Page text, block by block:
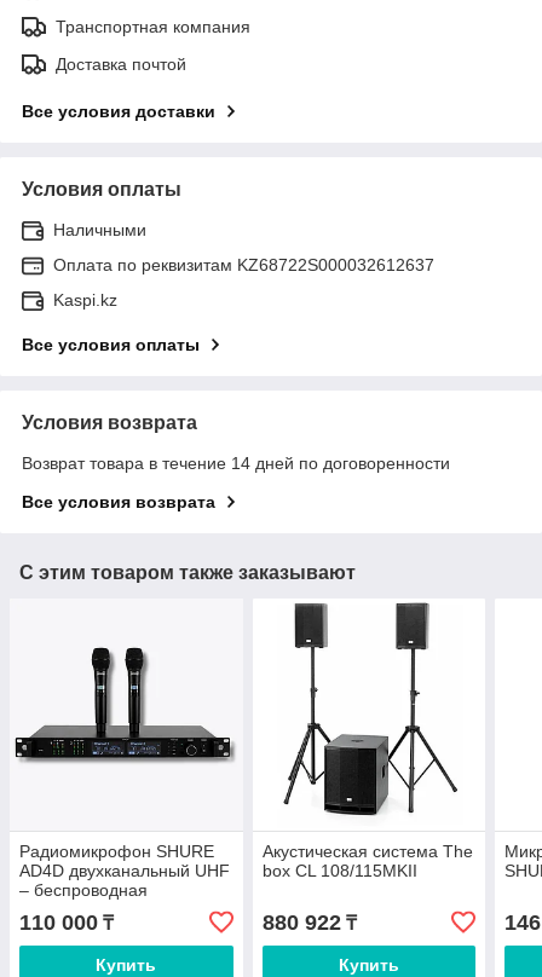
Транспортная компания
Доставка почтой
Все условия доставки
Условия оплаты
Наличными
Оплата по реквизитам KZ68722S000032612637
Kaspi.kz
Все условия оплаты
Условия возврата
Возврат товара в течение 14 дней по договоренности
Все условия возврата
С этим товаром также заказывают
Радиомикрофон SHURE
AD4D двухканальный UHF
– беспроводная
микрофонная система
для сцены
110 000 ₸
Купить
Акустическая система The
box CL 108/115MKII
880 922₸
Купить